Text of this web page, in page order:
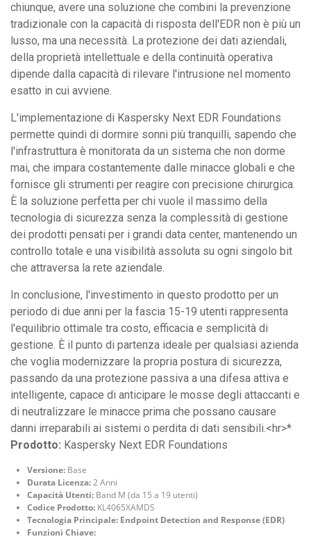
chiunque, avere una soluzione che combini la prevenzione
tradizionale con la capacità di risposta dell'EDR non è più un
lusso, ma una necessità. La protezione dei dati aziendali,
della proprietà intellettuale e della continuità operativa
dipende dalla capacità di rilevare l'intrusione nel momento
esatto in cui avviene.
L'implementazione di Kaspersky Next EDR Foundations
permette quindi di dormire sonni più tranquilli, sapendo che
l'infrastruttura è monitorata da un sistema che non dorme
mai, che impara costantemente dalle minacce globali e che
fornisce gli strumenti per reagire con precisione chirurgica.
È la soluzione perfetta per chi vuole il massimo della
tecnologia di sicurezza senza la complessità di gestione
dei prodotti pensati per i grandi data center, mantenendo un
controllo totale e una visibilità assoluta su ogni singolo bit
che attraversa la rete aziendale.
In conclusione, l'investimento in questo prodotto per un
periodo di due anni per la fascia 15-19 utenti rappresenta
l'equilibrio ottimale tra costo, efficacia e semplicità di
gestione. È il punto di partenza ideale per qualsiasi azienda
che voglia modernizzare la propria postura di sicurezza,
passando da una protezione passiva a una difesa attiva e
intelligente, capace di anticipare le mosse degli attaccanti e
di neutralizzare le minacce prima che possano causare
danni irreparabili ai sistemi o perdita di dati sensibili.<hr>*
Prodotto: Kaspersky Next EDR Foundations
Versione: Base
Durata Licenza:2 Anni
Capacità Utenti: Band M (da 15 a 19 utenti)
Codice Prodotto: KL4065XAMDS
Tecnologia Principale: Endpoint Detection and Response (EDR)
Funzioni Chiave: